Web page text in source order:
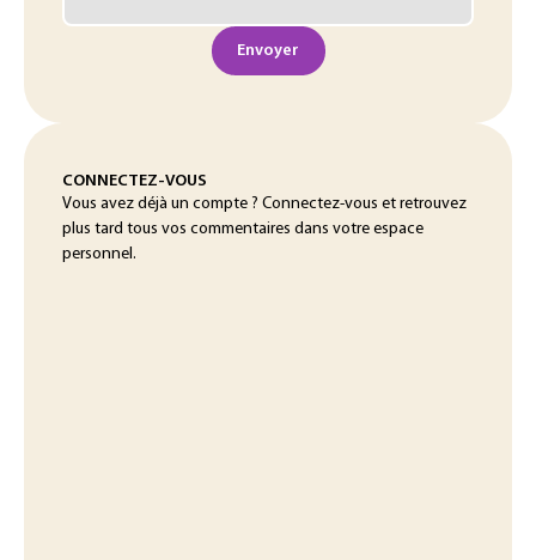
Envoyer
CONNECTEZ-VOUS
Vous avez déjà un compte ? Connectez-vous et retrouvez
plus tard tous vos commentaires dans votre espace
personnel.